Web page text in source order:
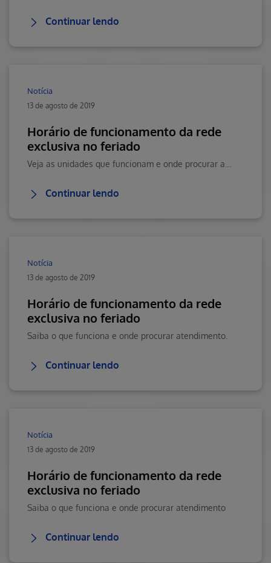
Continuar lendo
Notícia
13 de agosto de 2019
Horário de funcionamento da rede
exclusiva no feriado
Continuar lendo
Notícia
13 de agosto de 2019
Horário de funcionamento da rede
exclusiva no feriado
Saiba o que funciona e onde procurar atendimento.
Continuar lendo
Notícia
13 de agosto de 2019
Horário de funcionamento da rede
exclusiva no feriado
Saiba o que funciona e onde procurar atendimento
Continuar lendo